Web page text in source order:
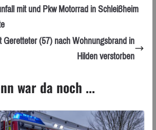
mit und Pkw Motorrad in Schleißheim
(57) nach Wohnungsbrand in
Hilden verstorben
war da noch ...